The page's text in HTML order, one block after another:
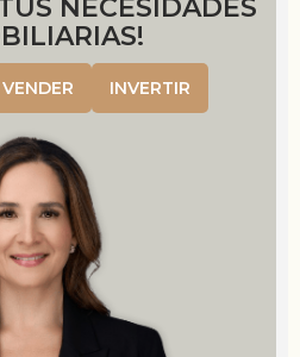
NECESIDADES
VENDER INVERTIR